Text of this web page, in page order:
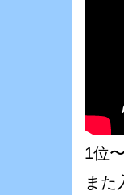
1位
また